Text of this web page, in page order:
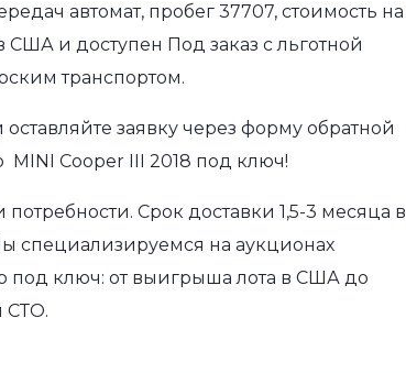
автомат, пробег 37707, стоимость на
и доступен Под заказ с льготной
транспортом.
оставляйте заявку через форму обратной
Cooper III 2018 под ключ!
Срок доставки 1,5-3 месяца в
специализируемся на аукционах
под ключ: от выигрыша лота в США до
СТО.